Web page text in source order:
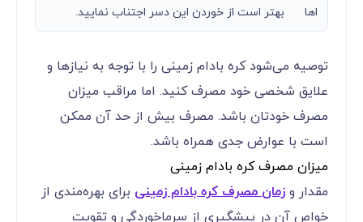
اها
بهتر است از خوردن این دسر اجتناب نمایید.
توصیه می‌شود کره بادام زمینی را با توجه به نیازها و
علایق شخصی خود مصرف کنید. اما مراقب میزان
مصرف خودتان باشد. مصرف بیش از حد آن ممکن
است با عوارض جدی همراه باشد.
میزان مصرف کره بادام زمینی
مقدار و زمان مصرف کره بادام زمینی برای بهره‌مندی از
خواص آن در پیشگیری از سرماخوردگی و تقویت